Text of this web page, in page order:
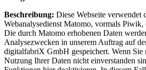
Beschreibung: Diese Webseite verwendet
Webanalysedienst Matomo, vormals Piwik,
Die durch Matomo erhobenen Daten
Analysezwecken in unserem Auftrag auf
digitalfabriX GmbH gespeichert. Wenn Sie
Nutzung Ihrer Daten nicht einverstanden